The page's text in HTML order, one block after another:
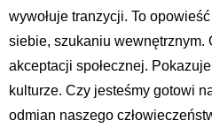
wywołuje tranzycji. To
siebie, szukaniu wewnętrznym.
akceptacji społecznej.
kulturze. Czy jesteśmy gotowi
odmian naszego